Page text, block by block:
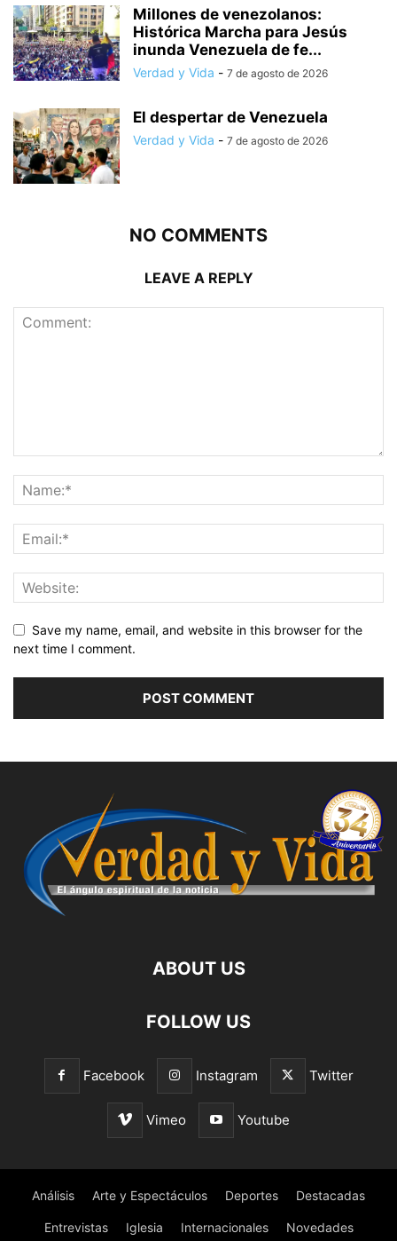
Millones de venezolanos:
Histórica Marcha para Jesús
inunda Venezuela de fe...
Verdad y Vida - 7 de agosto de 2026
El despertar de Venezuela
Verdad y Vida - 7 de agosto de 2026
NO COMMENTS
LEAVE A REPLY
Save my name, email, and website in this browser for the
next time I comment.
ABOUT US
FOLLOW US
Facebook Instagram Twitter
Vimeo Youtube
Análisis Arte y Espectáculos Deportes Destacadas
Entrevistas Iglesia Internacionales Novedades